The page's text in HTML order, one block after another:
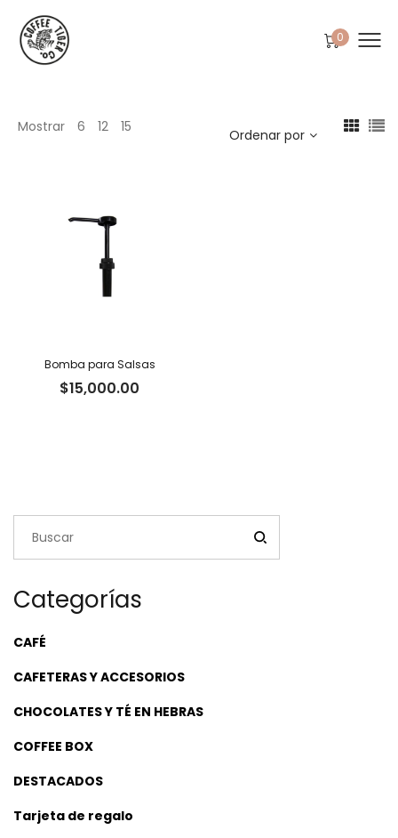
0
Mostrar 6 12 15 Ordenar por
Bomba para Salsas
$15,000.00
Categorías
CAFÉ
CAFETERAS Y ACCESORIOS
CHOCOLATES Y TÉ EN HEBRAS
COFFEE BOX
DESTACADOS
Tarjeta de regalo